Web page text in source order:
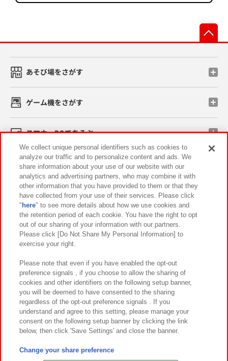
あそび場をさがす
ゲーム機をさがす
スマホ・PCであそぶ
イベント・キャンペーン
関連会社 サステナビリティ サイトポリシー
プライバシーポリシー ウェブアクセシビリティ方針と検証結果
お取引先さまとともに
カスタマーハラスメント対応方針 よくあるご質問・お問い合わせ
©Bandai Namco Amusement Inc.
©Bandai Namco Amusement Lab Inc.
We collect unique personal identifiers such as cookies to
analyze our traffic and to personalize content and ads. We
share information about your use of our website with our
analytics and advertising partners, who may combine it with
other information that you have provided to them or that they
have collected from your use of their services. Please click
" here" to see more details about how we use cookies and
the retention period of each cookie. You have the right to opt
out of our sharing of your information with our partners.
Please click [Do Not Share My Personal Information] to
exercise your right.
Please note that even if you have enabled the opt-out
preference signals , if you choose to allow the sharing of
cookies and other identifiers on the following setup banner,
you will be deemed to have consented to the sharing
regardless of the opt-out preference signals . If you
understand and agree to this setting, please manage your
consent on the following setup banner by clicking the link
below, then click 'Save Settings' and close the banner.
Change your share preference